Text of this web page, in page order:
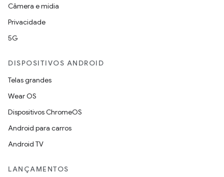
Câmera e mídia
Privacidade
5G
DISPOSITIVOS ANDROID
Telas grandes
Wear OS
Dispositivos ChromeOS
Android para carros
Android TV
LANÇAMENTOS